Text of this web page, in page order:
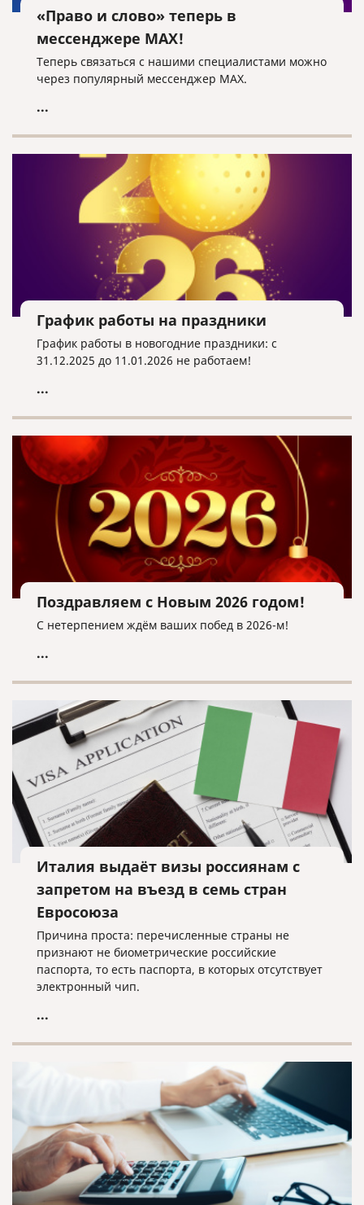
«Право и слово» теперь в
мессенджере MAX!
Теперь связаться с нашими специалистами можно
через популярный мессенджер MAX.
...
График работы на праздники
График работы в новогодние праздники: с
31.12.2025 до 11.01.2026 не работаем!
...
Поздравляем с Новым 2026 годом!
С нетерпением ждём ваших побед в 2026-м!
...
Италия выдаёт визы россиянам с
запретом на въезд в семь стран
Евросоюза
Причина проста: перечисленные страны не
признают не биометрические российские
паспорта, то есть паспорта, в которых отсутствует
электронный чип.
...